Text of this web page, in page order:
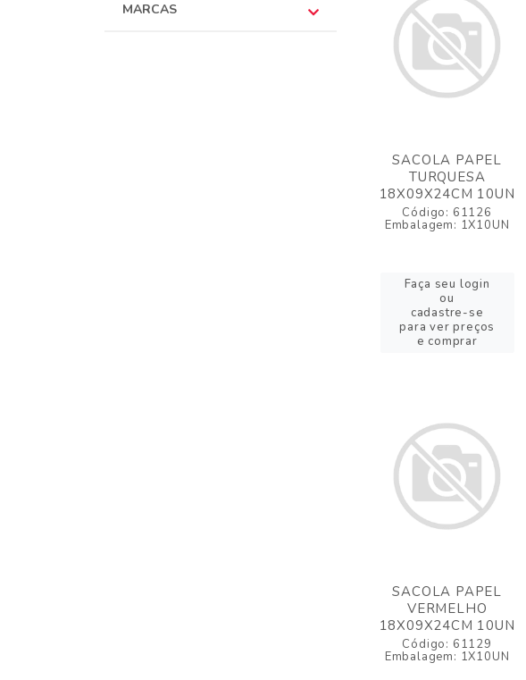
MARCAS
SACOLA PAPEL
TURQUESA
18X09X24CM 10UN
Código: 61126
Embalagem: 1X10UN
Faça seu login
ou
cadastre-se
para ver preços
e comprar
SACOLA PAPEL
VERMELHO
18X09X24CM 10UN
Código: 61129
Embalagem: 1X10UN